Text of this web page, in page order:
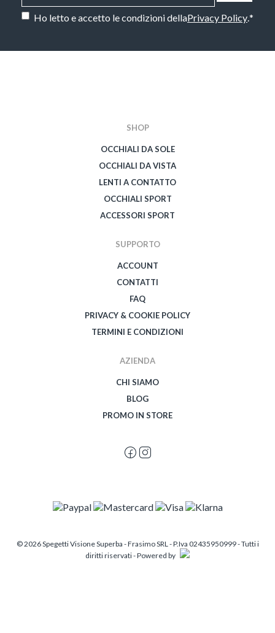
Consenso*
Ho letto e accetto le condizioni dellaPrivacy Policy.*
SHOP
OCCHIALI DA SOLE
OCCHIALI DA VISTA
LENTI A CONTATTO
OCCHIALI SPORT
ACCESSORI SPORT
SUPPORTO
ACCOUNT
CONTATTI
FAQ
PRIVACY & COOKIE POLICY
TERMINI E CONDIZIONI
AZIENDA
CHI SIAMO
BLOG
PROMO IN STORE
© 2026 Spegetti Visione Superba - Frasimo SRL - P.Iva 02435950999 - Tutti i
diritti riservati - Powered by